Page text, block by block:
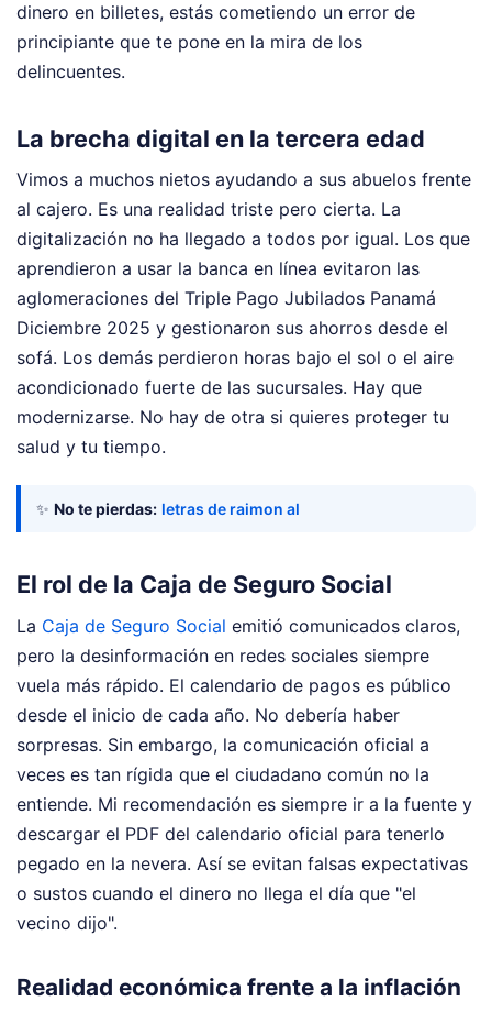
dinero en billetes, estás cometiendo un error de
principiante que te pone en la mira de los
delincuentes.
La brecha digital en la tercera edad
Vimos a muchos nietos ayudando a sus abuelos frente
al cajero. Es una realidad triste pero cierta. La
digitalización no ha llegado a todos por igual. Los que
aprendieron a usar la banca en línea evitaron las
aglomeraciones del Triple Pago Jubilados Panamá
Diciembre 2025 y gestionaron sus ahorros desde el
sofá. Los demás perdieron horas bajo el sol o el aire
acondicionado fuerte de las sucursales. Hay que
modernizarse. No hay de otra si quieres proteger tu
salud y tu tiempo.
✨ No te pierdas: letras de raimon al
El rol de la Caja de Seguro Social
La Caja de Seguro Social emitió comunicados claros,
pero la desinformación en redes sociales siempre
vuela más rápido. El calendario de pagos es público
desde el inicio de cada año. No debería haber
sorpresas. Sin embargo, la comunicación oficial a
veces es tan rígida que el ciudadano común no la
entiende. Mi recomendación es siempre ir a la fuente y
descargar el PDF del calendario oficial para tenerlo
pegado en la nevera. Así se evitan falsas expectativas
o sustos cuando el dinero no llega el día que "el
vecino dijo".
Realidad económica frente a la inflación